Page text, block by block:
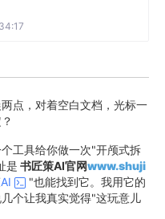
点，对着空白文档，光标一
工具给你做一次"开颅式拆
是 书匠策AI官网www.shuji
AI
"也能找到它。我用它的
个让我真实觉得"这玩意儿